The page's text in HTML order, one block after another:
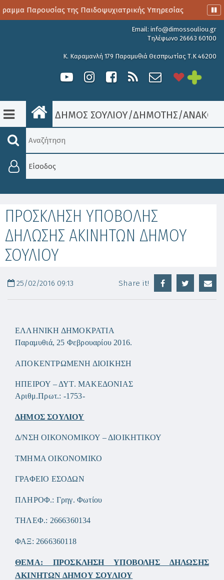
Παρουσίας της Παιδοψυχιατρικής Υπηρεσίας
Email: info@dimossouliou.gr
Τηλέφωνο 26663 60100
Κ. Καραμανλή 179 Παραμυθιά Θεσπρωτίας Τ.Κ 46200
ΔΗΜΟΣ ΣΟΥΛΙΟΥ/ΔΗΜΟΤΗΣ/
Είσοδος
ΠΡΟΣΚΛΗΣΗ ΥΠΟΒΟΛΗΣ
ΔΗΛΩΣΗΣ ΑΚΙΝΗΤΩΝ ΔΗΜΟΥ
ΣΟΥΛΙΟΥ
25/02/2016 09:13 Share it!
ΕΛΛΗΝΙΚΗ ΔΗΜΟΚΡΑΤΙΑ
Παραμυθιά, 25 Φεβρουαρίου 2016.
ΑΠΟΚΕΝΤΡΩΜΕΝΗ ΔΙΟΙΚΗΣΗ
ΗΠΕΙΡΟΥ – ΔΥΤ. ΜΑΚΕΔΟΝΙΑΣ
Αριθμ.Πρωτ.: -1753-
ΔΗΜΟΣ ΣΟΥΛΙΟΥ
Δ/ΝΣΗ ΟΙΚΟΝΟΜΙΚΟΥ – ΔΙΟΙΚΗΤΙΚΟΥ
ΤΜΗΜΑ ΟΙΚΟΝΟΜΙΚΟ
ΓΡΑΦΕΙΟ ΕΣΟΔΩΝ
ΠΛΗΡΟΦ.: Γρηγ. Φωτίου
ΤΗΛΕΦ.: 2666360134
ΦΑΞ: 2666360118
ΘΕΜΑ: ΠΡΟΣΚΛΗΣΗ ΥΠΟΒΟΛΗΣ ΔΗΛΩΣΗΣ
ΑΚΙΝΗΤΩΝ ΔΗΜΟΥ ΣΟΥΛΙΟΥ